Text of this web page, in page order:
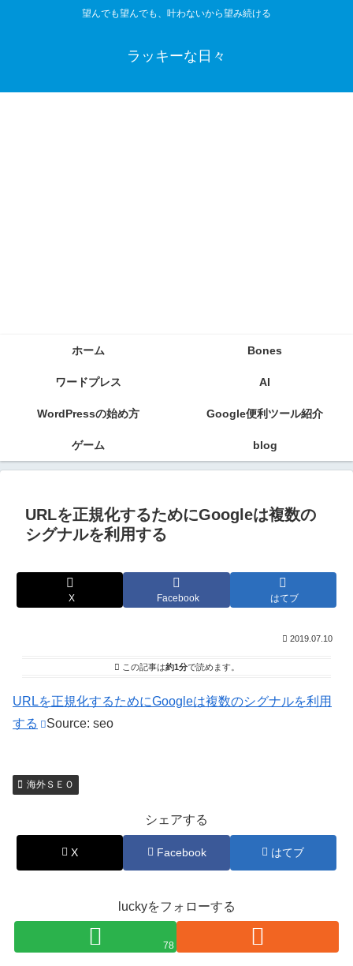
望んでも望んでも、叶わないから望み続ける
ラッキーな日々
ホーム Bones
ワードプレス AI
WordPressの始め方 Google便利ツール紹介
ゲーム blog
URLを正規化するためにGoogleは複数の
シグナルを利用する
X Facebook はてブ
2019.07.10
この記事は約1分で読めます。
URLを正規化するためにGoogleは複数のシグナルを利用
する
Source: seo
海外ＳＥＯ
シェアする
X Facebook はてブ
luckyをフォローする
78